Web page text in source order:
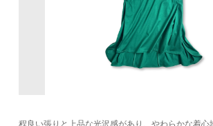
程良い張りと上品な光沢感があり、やわらかな着心